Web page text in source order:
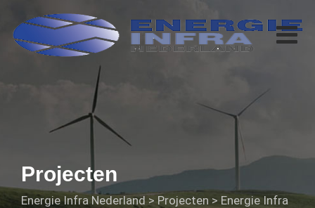
Projecten
Energie Infra Nederland> Projecten > Energie Infra